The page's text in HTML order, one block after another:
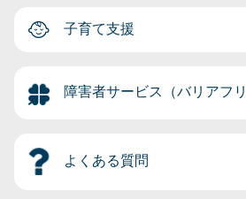
子育て支援
障害者サービス（バリアフ
よくある質問